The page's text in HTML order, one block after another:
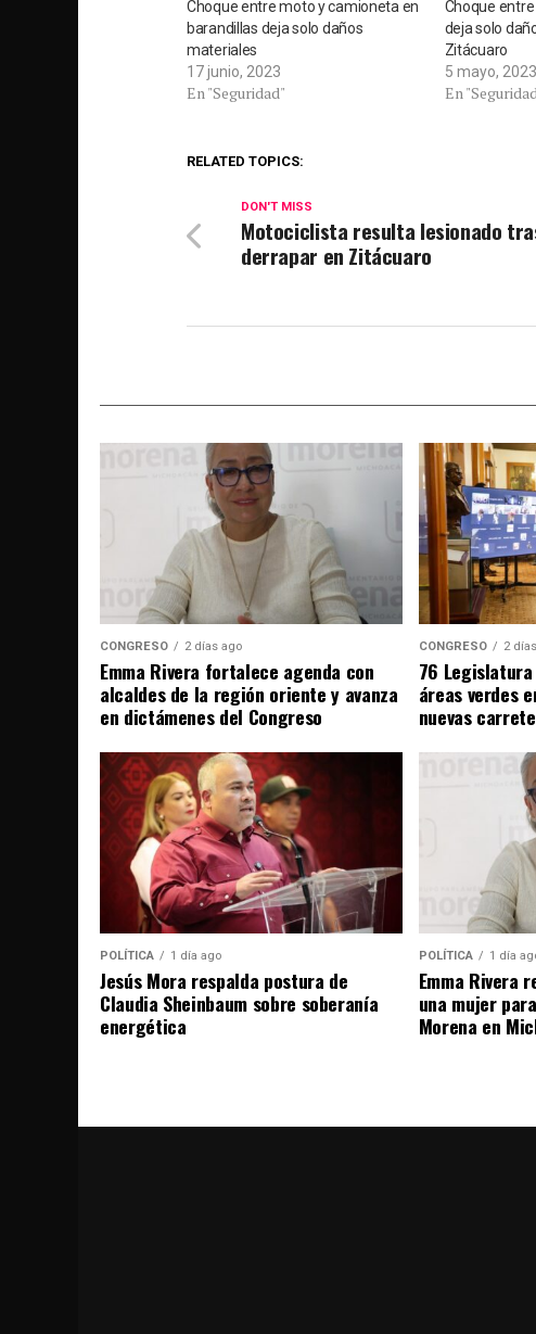
Choque entre moto y camioneta en
barandillas deja solo daños
materiales
17 junio, 2023
En "Seguridad"
Choque
deja solo
Zitácuaro
5 mayo, 2023
En
RELATED TOPICS:
DON'T MISS
Motociclista resulta lesionado
derrapar en Zitácuaro
CONGRESO 2 días ago
Emma Rivera fortalece agenda con
alcaldes de la región oriente y avanza
en dictámenes del Congreso
CONGRESO 2
76
áreas verdes
nuevas
POLÍTICA 1 día ago
Jesús Mora respalda postura de
Claudia Sheinbaum sobre soberanía
energética
POLÍTICA 1 día
Emma Rivera
una mujer
Morena en